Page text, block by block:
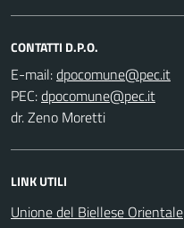
CONTATTI D.P.O.
E-mail:
PEC:
dr. Zeno Moretti
LINK UTILI
Unione del Biellese Orientale